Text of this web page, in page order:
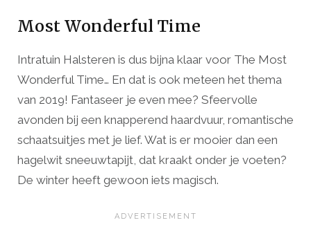
Most Wonderful Time
Intratuin Halsteren is dus bijna klaar voor The Most
Wonderful Time… En dat is ook meteen het thema
van 2019! Fantaseer je even mee? Sfeervolle
avonden bij een knapperend haardvuur, romantische
schaatsuitjes met je lief. Wat is er mooier dan een
hagelwit sneeuwtapijt, dat kraakt onder je voeten?
De winter heeft gewoon iets magisch.